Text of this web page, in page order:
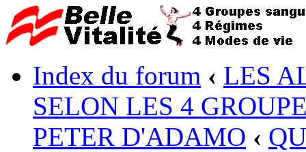
Index du forum ‹ LES
SELON LES 4
PETER D'ADAMO ‹